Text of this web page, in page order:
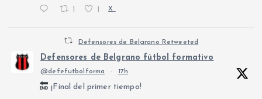
1 1 X
Defensores de Belgrano Retweeted
Defensores de Belgrano fútbol formativo
@defefutbolforma · 17h
¡Final del primer tiempo!